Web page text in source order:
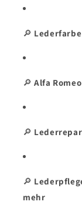
🔎
🔎Alfa
🔎
🔎
mehr